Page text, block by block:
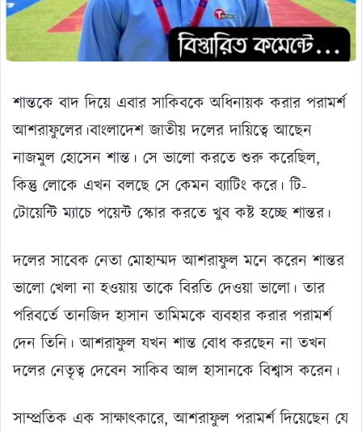
শান্তকে বাদ দিয়ে এবার সাকিবকে অধিনায়ক করার পরামর্শ
আশরাফুলের।বাংলাদেশ জাতীয় দলের দায়িত্বে আছেন
নাজমুল হোসেন শান্ত। সে ভালো করতে শুরু করেছিল,
কিন্তু লোকে এখন বলছে সে কেমন ব্যাটিং করে। টি-
টোয়েন্টি ম্যাচে পয়েন্ট স্কোর করতে খুব কষ্ট হচ্ছে শান্তর।
দলের সাবেক নেতা মোহাম্মদ আশরাফুল মনে করেন শান্তর
ভালো খেলা না হওয়ায় তাকে বিরতি দেওয়া ভালো। তার
পরিবর্তে তানজিদ হাসান তামিমকে ব্যবহার করার পরামর্শ
দেন তিনি। আশরাফুল যখন শান্ত বোধ করছেন না তখন
দলের নেতৃত্ব দেবেন সাকিব আল হাসানকে বিশ্বাস করেন।
সাম্প্রতিক এক সাক্ষাত্কারে, আশরাফুল পরামর্শ দিয়েছেন যে